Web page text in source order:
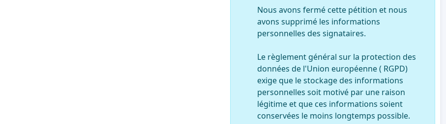
Nous avons fermé cette pétition et nous
avons supprimé les informations
personnelles des signataires.
Le règlement général sur la protection des
données de l'Union européenne ( RGPD)
exige que le stockage des informations
personnelles soit motivé par une raison
légitime et que ces informations soient
conservées le moins longtemps possible.